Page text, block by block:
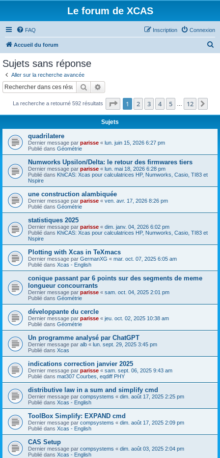
Le forum de XCAS
FAQ Connexion
Inscription
Accueil du forum
c
Sujets sans réponse
Aller sur la recherche avancée
Rechercher
La recherche a retourné 592 résultats Page 1sur12
1 2 3 4 5 12
Sujets
quadrilatere
Dernier message par parisse « lun. juin 15, 2026 6:27 pm
Publié dans Géométrie
Numworks Upsilon/Delta: le retour des firmwares tiers
Dernier message par parisse « lun. mai 18, 2026 6:28 pm
Publié dans KhiCAS: Xcas pour calculatrices HP, Numworks, Casio, TI83 et
Nspire
une construction alambiquée
Dernier message par parisse « ven. avr. 17, 2026 8:26 pm
Publié dans Géométrie
statistiques 2025
Dernier message par parisse « dim. janv. 04, 2026 6:02 pm
Publié dans KhiCAS: Xcas pour calculatrices HP, Numworks, Casio, TI83 et
Nspire
Plotting with Xcas in TeXmacs
Dernier message par GermanXG « mar. oct. 07, 2025 6:05 am
Publié dans Xcas - English
conique passant par 6 points sur des segments de meme
longueur concourrants
Dernier message par parisse « sam. oct. 04, 2025 2:01 pm
Publié dans Géométrie
développante du cercle
Dernier message par parisse « jeu. oct. 02, 2025 10:38 am
Publié dans Géométrie
Un programme analysé par ChatGPT
Dernier message par alb « lun. sept. 29, 2025 3:45 pm
Publié dans Xcas
indications correction janvier 2025
Dernier message par parisse « sam. sept. 06, 2025 9:43 am
Publié dans mat307 Courbes, eqdiff PHY
distributive law in a sum and simplify cmd
Dernier message par compsystems « dim. août 17, 2025 2:25 pm
Publié dans Xcas - English
ToolBox Simplify: EXPAND cmd
Dernier message par compsystems « dim. août 17, 2025 2:09 pm
Publié dans Xcas - English
CAS Setup
Dernier message par compsystems « dim. août 03, 2025 2:04 pm
Publié dans Xcas - English